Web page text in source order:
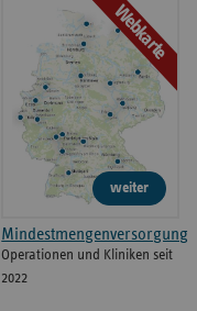
Webkarte
weiter
Mindestmengenversorgung
Operationen und Kliniken seit
2022